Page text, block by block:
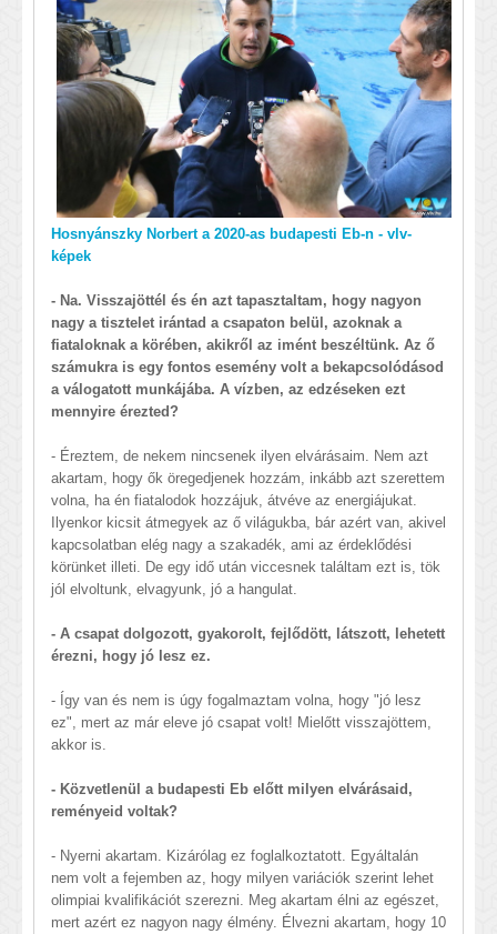
Hosnyánszky Norbert a 2020-as budapesti Eb-n - vlv-
képek
- Na. Visszajöttél és én azt tapasztaltam, hogy nagyon
nagy a tisztelet irántad a csapaton belül, azoknak a
fiataloknak a körében, akikről az imént beszéltünk. Az ő
számukra is egy fontos esemény volt a bekapcsolódásod
a válogatott munkájába. A vízben, az edzéseken ezt
mennyire érezted?
- Éreztem, de nekem nincsenek ilyen elvárásaim. Nem azt
akartam, hogy ők öregedjenek hozzám, inkább azt szerettem
volna, ha én fiatalodok hozzájuk, átvéve az energiájukat.
Ilyenkor kicsit átmegyek az ő világukba, bár azért van, akivel
kapcsolatban elég nagy a szakadék, ami az érdeklődési
körünket illeti. De egy idő után viccesnek találtam ezt is, tök
jól elvoltunk, elvagyunk, jó a hangulat.
- A csapat dolgozott, gyakorolt, fejlődött, látszott, lehetett
érezni, hogy jó lesz ez.
- Így van és nem is úgy fogalmaztam volna, hogy "jó lesz
ez", mert az már eleve jó csapat volt! Mielőtt visszajöttem,
akkor is.
- Közvetlenül a budapesti Eb előtt milyen elvárásaid,
reményeid voltak?
- Nyerni akartam. Kizárólag ez foglalkoztatott. Egyáltalán
nem volt a fejemben az, hogy milyen variációk szerint lehet
olimpiai kvalifikációt szerezni. Meg akartam élni az egészet,
mert azért ez nagyon nagy élmény. Élvezni akartam, hogy 10